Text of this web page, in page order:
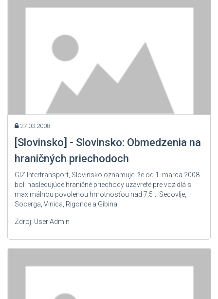
27.03.2008
[Slovinsko] - Slovinsko: Obmedzenia na
hraničných priechodoch
GIZ Intertransport, Slovinsko oznamuje, že od 1. marca 2008
boli nasledujúce hraničné priechody uzavreté pre vozidlá s
maximálnou povolenou hmotnosťou nad 7,5 t: Secovlje,
Socerga, Vinica, Rigonce a Gibina.
Zdroj: User Admin